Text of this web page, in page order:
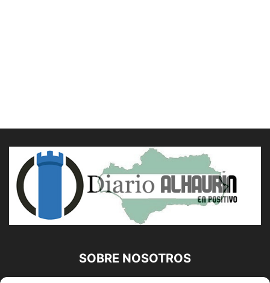
SOBRE NOSOTROS